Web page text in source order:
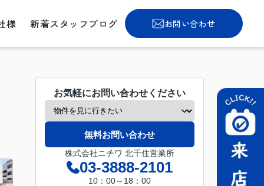
様 新着スタッフブログ お問い合わせ
お気軽にお問い合わせください
無料お問い合わせ
株式会社ニチワ 北千住営業所
03-3888-2101
10：00～18：00